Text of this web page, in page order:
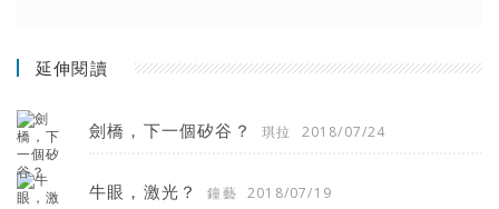
延伸閱讀
劍橋，下一個矽谷？ 琪拉 2018/07/24
牛眼，激光？ 鐘藝 2018/07/19